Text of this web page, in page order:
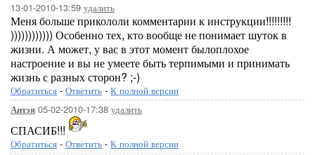
13-01-2010-13:59 удалить
Меня больше прикололи комментарии к инструкции!!!!!!!!!
)))))))))))) Особенно тех, кто вообще не понимает шуток в
жизни. А может, у вас в этот момент былоплохое
настроение и вы не умеете быть терпимыми и принимать
жизнь с разных сторон? ;-)
Обратиться - Ответить - К полной версии
Антэя 05-02-2010-17:38 удалить
СПАСИБ!!!
Обратиться - Ответить - К полной версии